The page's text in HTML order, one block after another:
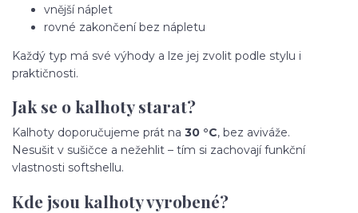
vnější náplet
rovné zakončení bez nápletu
Každý typ má své výhody a lze jej zvolit podle stylu i
praktičnosti.
Jak se o kalhoty starat?
Kalhoty doporučujeme prát na 30 °C, bez aviváže.
Nesušit v sušičce a nežehlit – tím si zachovají funkční
vlastnosti softshellu.
Kde jsou kalhoty vyrobené?